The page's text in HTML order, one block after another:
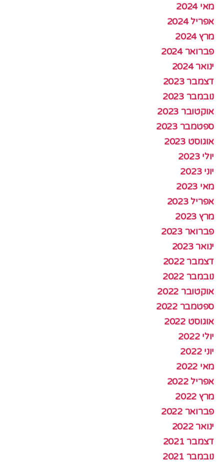
מאי 2024
אפריל 2024
מרץ 2024
פברואר 2024
ינואר 2024
דצמבר 2023
נובמבר 2023
אוקטובר 2023
ספטמבר 2023
אוגוסט 2023
יולי 2023
יוני 2023
מאי 2023
אפריל 2023
מרץ 2023
פברואר 2023
ינואר 2023
דצמבר 2022
נובמבר 2022
אוקטובר 2022
ספטמבר 2022
אוגוסט 2022
יולי 2022
יוני 2022
מאי 2022
אפריל 2022
מרץ 2022
פברואר 2022
ינואר 2022
דצמבר 2021
נובמבר 2021